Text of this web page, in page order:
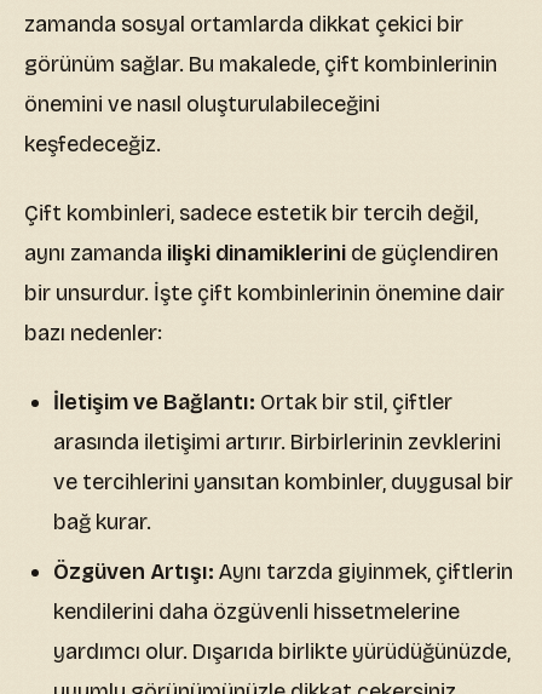
zamanda sosyal ortamlarda dikkat çekici bir
görünüm sağlar. Bu makalede, çift kombinlerinin
önemini ve nasıl oluşturulabileceğini
keşfedeceğiz.
Çift kombinleri, sadece estetik bir tercih değil,
aynı zamanda ilişki dinamiklerini de güçlendiren
bir unsurdur. İşte çift kombinlerinin önemine dair
bazı nedenler:
İletişim ve Bağlantı: Ortak bir stil, çiftler
arasında iletişimi artırır. Birbirlerinin zevklerini
ve tercihlerini yansıtan kombinler, duygusal bir
bağ kurar.
Özgüven Artışı: Aynı tarzda giyinmek, çiftlerin
kendilerini daha özgüvenli hissetmelerine
yardımcı olur. Dışarıda birlikte yürüdüğünüzde,